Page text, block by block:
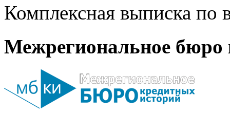
Комплексная выписка
Межрегиональное бюро